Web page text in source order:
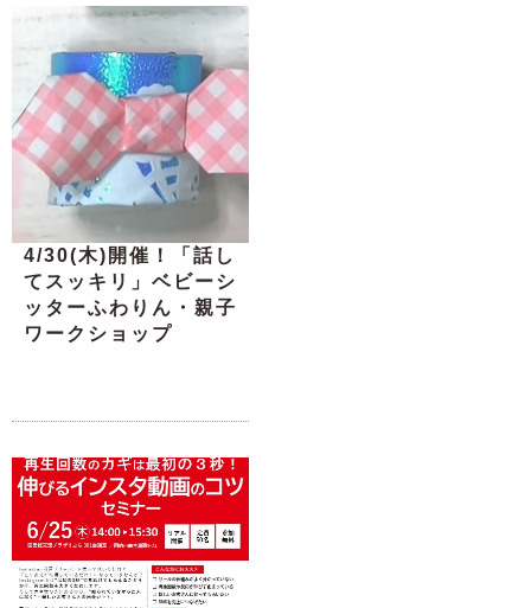
4/30(木)開催！「話し
てスッキリ」ベビーシ
ッターふわりん・親子
ワークショップ